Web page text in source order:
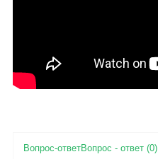
Вопрос - ответ (0)